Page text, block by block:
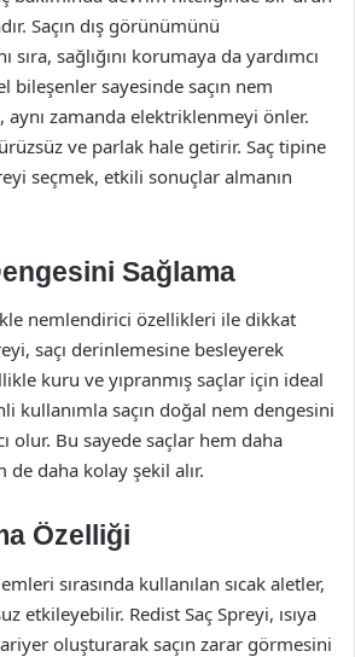
Saçın dış görünümünü
sağlığını korumaya da yardımcı
bileşenler sayesinde saçın nem
aynı zamanda elektriklenmeyi önler.
ve parlak hale getirir. Saç tipine
seçmek, etkili sonuçlar almanın
Sağlama
nemlendirici özellikleri ile dikkat
saçı derinlemesine besleyerek
kuru ve yıpranmış saçlar için ideal
kullanımla saçın doğal nem dengesini
olur. Bu sayede saçlar hem daha
de daha kolay şekil alır.
Özelliği
sırasında kullanılan sıcak aletler,
etkileyebilir. Redist Saç Spreyi, ısıya
oluşturarak saçın zarar görmesini